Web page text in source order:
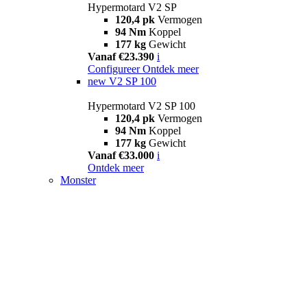
Hypermotard V2 SP
120,4 pk Vermogen
94 Nm Koppel
177 kg Gewicht
Vanaf €23.390 i
Configureer Ontdek meer
new V2 SP 100
Hypermotard V2 SP 100
120,4 pk Vermogen
94 Nm Koppel
177 kg Gewicht
Vanaf €33.000 i
Ontdek meer
Monster